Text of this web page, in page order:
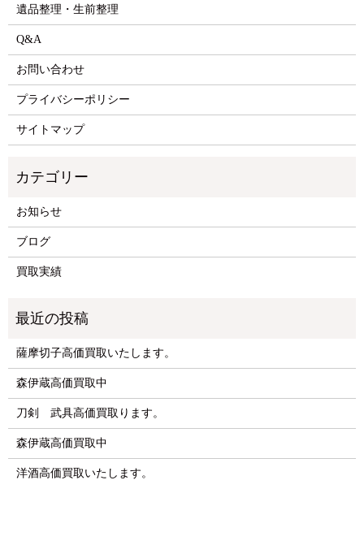
遺品整理・生前整理
Q&A
お問い合わせ
プライバシーポリシー
サイトマップ
お知らせ
ブログ
買取実績
薩摩切子高価買取いたします。
森伊蔵高価買取中
刀剣 武具高価買取ります。
森伊蔵高価買取中
洋酒高価買取いたします。